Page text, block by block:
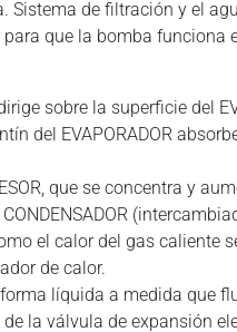
Sistema de filtración y el
que la bomba funciona
sobre la superficie del
del EVAPORADOR
que se concentra y
el calor del gas caliente
de calor.
líquida a medida que
de la válvula de expansión